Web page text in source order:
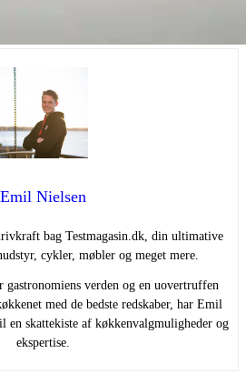
Emil Nielsen
bag Testmagasin.dk, din ultimative
cykler, møbler og meget mere.
verden og en uovertruffen
med de bedste redskaber, har Emil
en skattekiste af køkkenvalgmuligheder og
ekspertise.